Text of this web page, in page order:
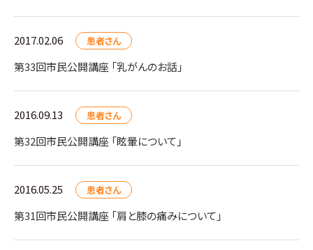
2017.02.06 患者さん
第33回市民公開講座 「乳がんのお話」
2016.09.13 患者さん
第32回市民公開講座 「眩暈について」
2016.05.25 患者さん
第31回市民公開講座 「肩と膝の痛みについて」